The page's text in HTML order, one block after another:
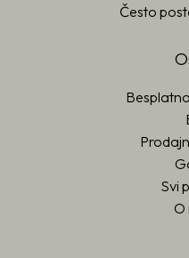
Često
Svi
O